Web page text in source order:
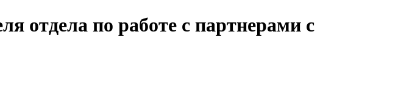
отдела по работе с партнерами с